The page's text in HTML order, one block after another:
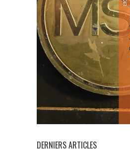
DERNIERS ARTICLES